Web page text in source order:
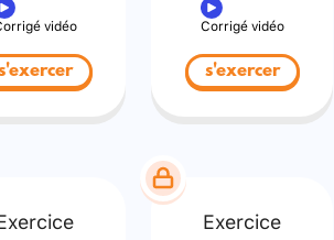
vidéo
Corrigé vidéo
s'exercer
Exercice